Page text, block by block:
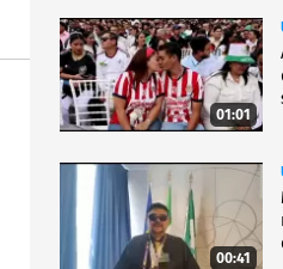
01:01
00:41